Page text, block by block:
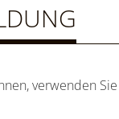
verwenden Sie